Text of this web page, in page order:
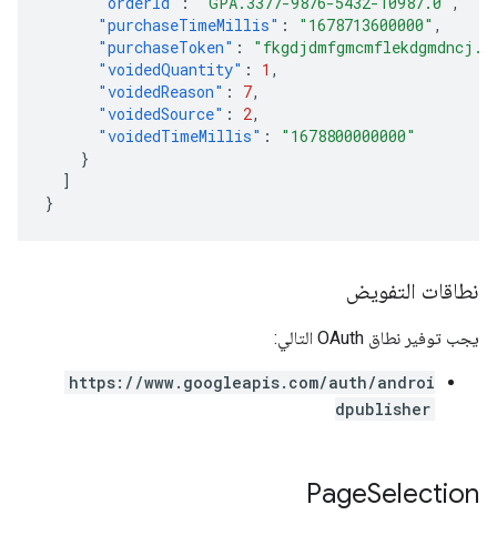
"purchaseTimeMillis" : "1678713600000" ,
"purchaseToken" :
"fkgdjdmfgmcmflekdgmdncj.AO-
"voidedQuantity" : 1 ,
"voidedReason" : 7,
"voidedSource" : 2,
"voidedTimeMillis" :
"1678800000000"
}
]
}
نطاقات التفويض
يجب توفير نطاق OAuth التالي:
https://www.googleapis.com/auth/androi
dpublisher
PageSelection